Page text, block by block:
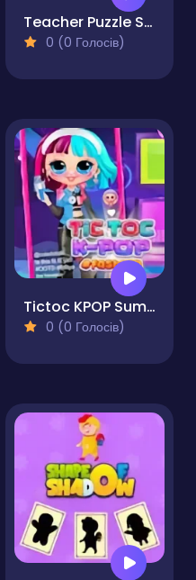
Teacher Puzzle Stickman Games
0 (0 Голосів)
Tictoc KPOP Summer
0 (0 Голосів)